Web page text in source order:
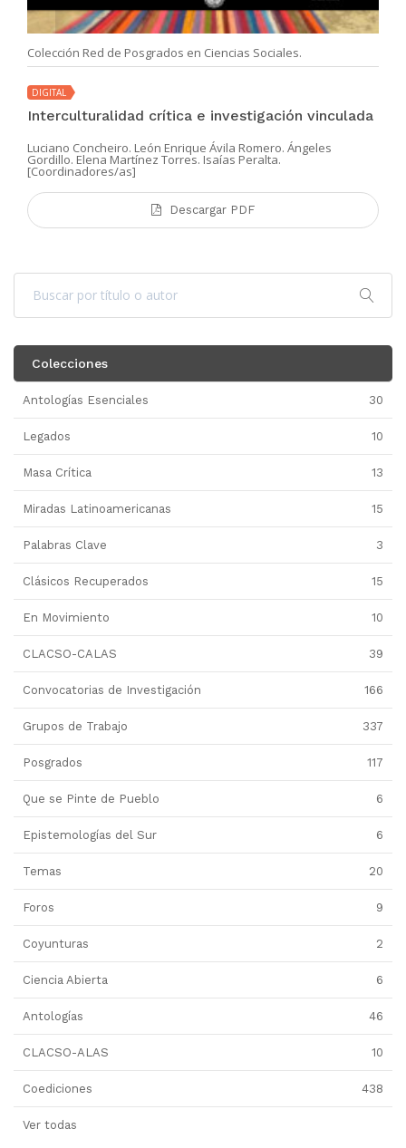
Colección Red de Posgrados en Ciencias Sociales.
DIGITAL
Interculturalidad crítica e investigación vinculada
Luciano Concheiro. León Enrique Ávila Romero. Ángeles
Gordillo. Elena Martínez Torres. Isaías Peralta.
[Coordinadores/as]
Descargar PDF
Colecciones
Antologías Esenciales 30
Legados 10
Masa Crítica 13
Miradas Latinoamericanas 15
Palabras Clave 3
Clásicos Recuperados 15
En Movimiento 10
CLACSO-CALAS 39
Convocatorias de Investigación 166
Grupos de Trabajo 337
Posgrados 117
Que se Pinte de Pueblo 6
Epistemologías del Sur 6
Temas 20
Foros 9
Coyunturas 2
Ciencia Abierta 6
Antologías 46
CLACSO-ALAS 10
Coediciones 438
Ver todas